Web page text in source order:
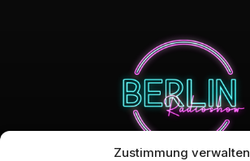
Zustimmung verwalten